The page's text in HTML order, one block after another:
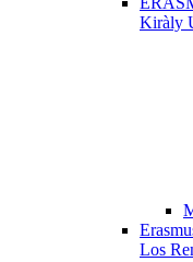
Kiràly
Los